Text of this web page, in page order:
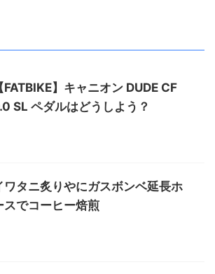
【FATBIKE】キャニオン DUDE CF
SL ペダルはどうしよう？
ワタニ炙りやにガスボンベ延長ホ
スでコーヒー焙煎